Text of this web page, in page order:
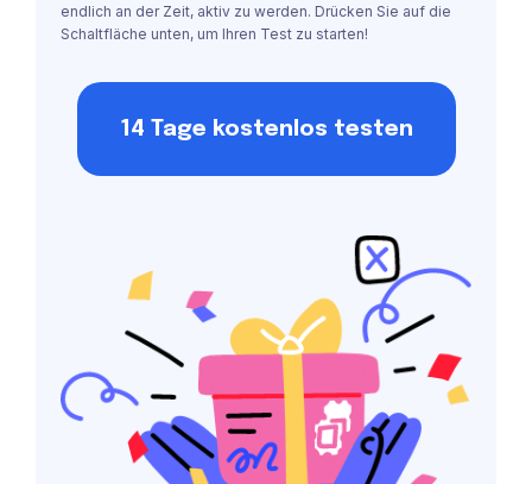
endlich an der Zeit, aktiv zu werden. Drücken Sie auf die
Schaltfläche unten, um Ihren Test zu starten!
14 Tage kostenlos testen